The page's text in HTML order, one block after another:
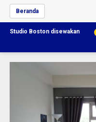
Beranda
Studio Boston disewakan